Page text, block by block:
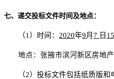
七、递交投标文件时间及地点：
（1）时间： 2020年9月 7 日 15
地点： 张掖市滨河新区房地
（2）投标文件包括纸质版和